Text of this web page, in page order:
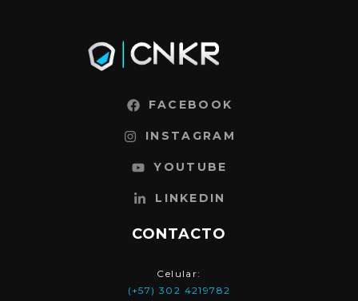
FACEBOOK
INSTAGRAM
YOUTUBE
LINKEDIN
CONTACTO
Celular:
(+57) 302 4219782